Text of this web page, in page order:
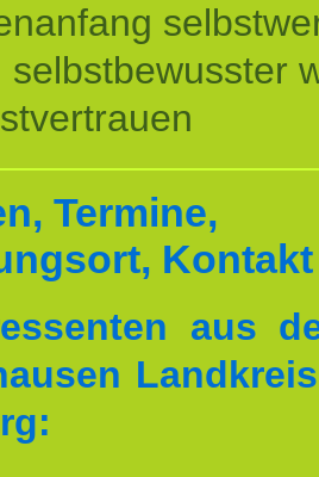
selbstbewusster
Termine,
Kontakt
aus